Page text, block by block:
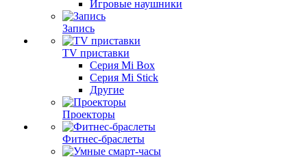
Игровые наушники
Запись
TV приставки
Серия Mi Box
Серия Mi Stick
Другие
Проекторы
Фитнес-браслеты